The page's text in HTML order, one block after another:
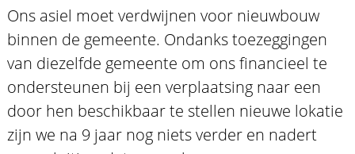
Ons asiel moet verdwijnen voor nieuwbouw
binnen de gemeente. Ondanks toezeggingen
van diezelfde gemeente om ons financieel te
ondersteunen bij een verplaatsing naar een
door hen beschikbaar te stellen nieuwe lokatie
zijn we na 9 jaar nog niets verder en nadert